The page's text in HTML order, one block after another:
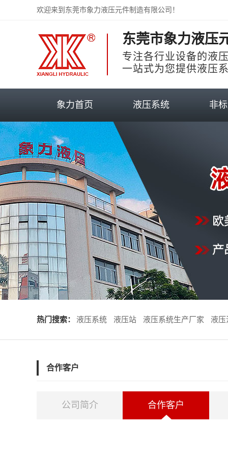
欢迎来到东莞市象力液压元件制造有限公司！
东莞市象力液压
专注各行业设备的液
一站式为您提供液压
象力首页 液压系统 非
热门搜索： 液压系统 液压站 液压系统生产厂家 液压
合作客户
公司简介 合作客户